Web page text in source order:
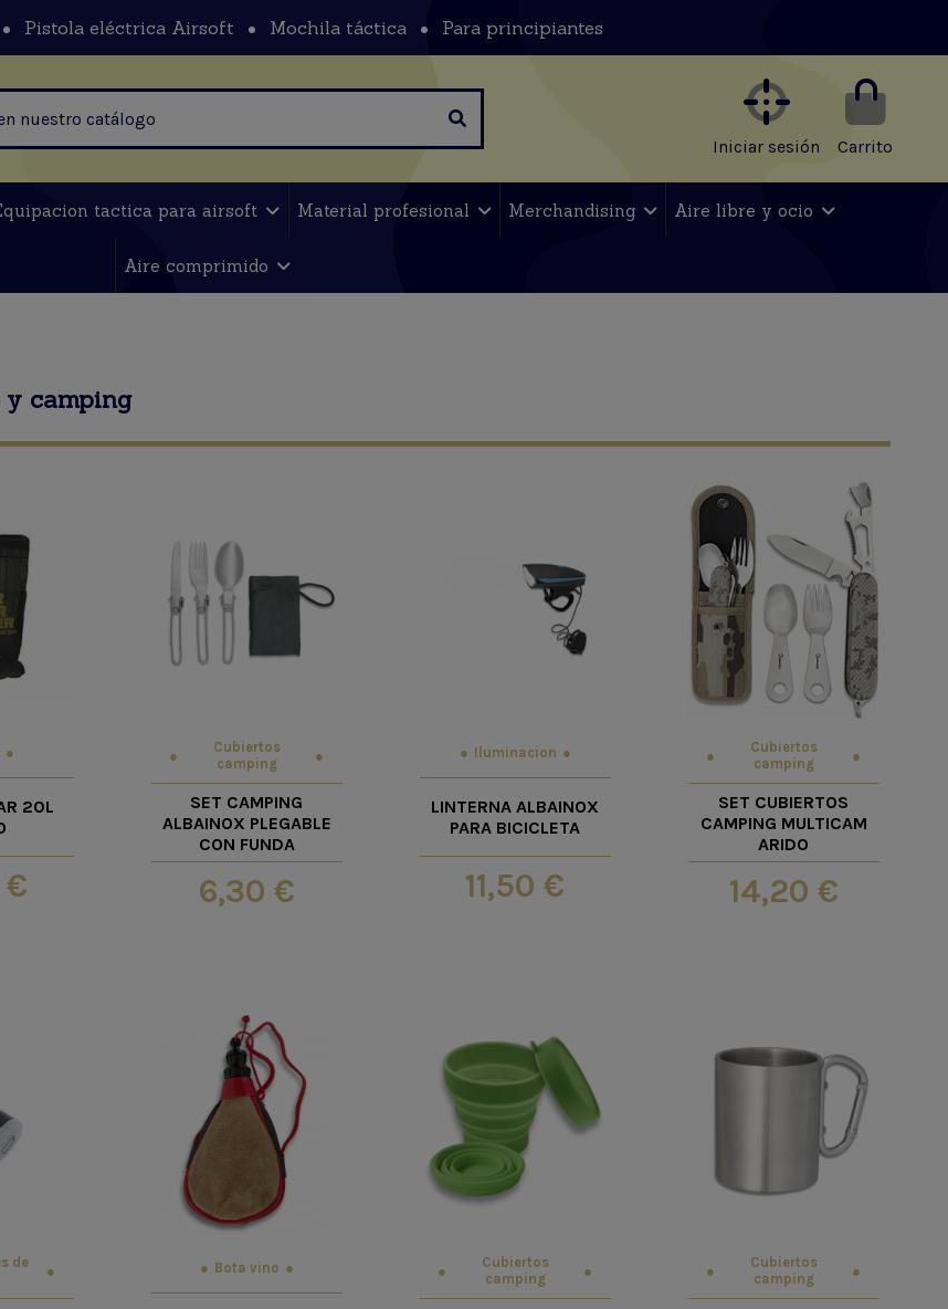
Pistola eléctrica Airsoft Mochila táctica Para principiantes
Iniciar sesión Carrito
tactica para airsoft Material profesional Merchandising Aire libre y ocio
Aire comprimido
y camping
20L
€
Cubiertos
camping
SET CAMPING
ALBAINOX PLEGABLE
CON FUNDA
6,30 €
Iluminacion
LINTERNA ALBAINOX
PARA BICICLETA
11,50 €
Cubiertos
camping
SET CUBIERTOS
CAMPING MULTICAM
ARIDO
14,20 €
de
Bota vino
Cubiertos
camping
Cubiertos
camping